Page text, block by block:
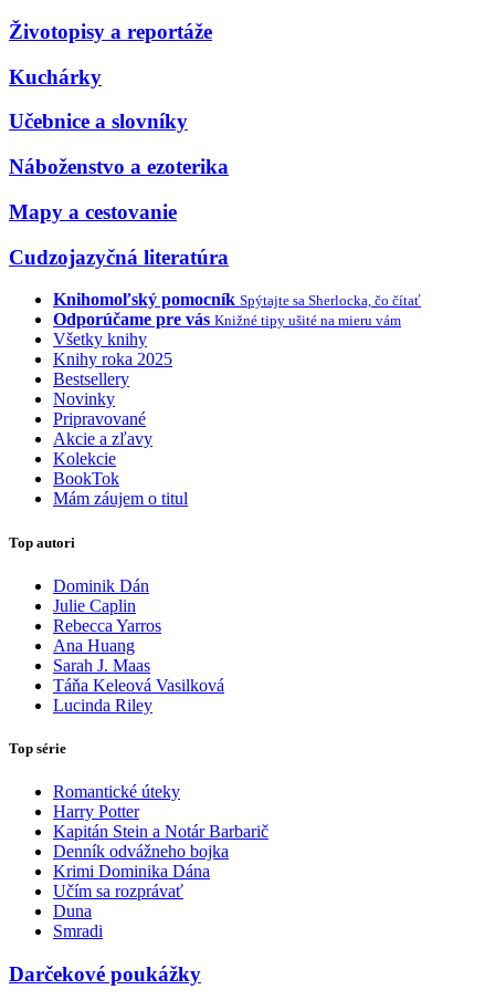
Životopisy a reportáže
Kuchárky
Učebnice a slovníky
Náboženstvo a ezoterika
Mapy a cestovanie
Cudzojazyčná literatúra
Knihomoľský pomocník Spýtajte sa Sherlocka, čo čítať
Odporúčame pre vás Knižné tipy ušité na mieru vám
Všetky knihy
Knihy roka 2025
Bestsellery
Novinky
Pripravované
Akcie a zľavy
Kolekcie
BookTok
Mám záujem o titul
Top autori
Dominik Dán
Julie Caplin
Rebecca Yarros
Ana Huang
Sarah J. Maas
Táňa Keleová Vasilková
Lucinda Riley
Top série
Romantické úteky
Harry Potter
Kapitán Stein a Notár Barbarič
Denník odvážneho bojka
Krimi Dominika Dána
Učím sa rozprávať
Duna
Smradi
Darčekové poukážky